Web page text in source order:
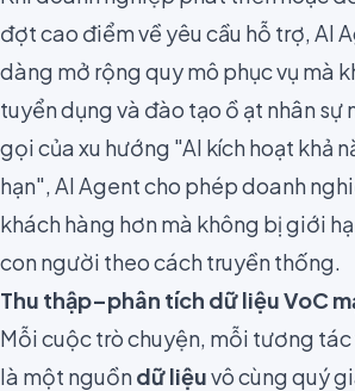
đợt cao điểm về yêu cầu hỗ trợ, AI
dàng mở rộng quy mô phục vụ mà
tuyển dụng và đào tạo ồ ạt nhân sự
gọi của xu hướng "AI kích hoạt khả
hạn", AI Agent cho phép doanh
khách hàng hơn mà không bị giới
con người theo cách truyền thống.
Thu thập–phân tích dữ liệu VoC
Mỗi cuộc trò chuyện, mỗi tương
là một nguồndữ liệuvô cùng quý